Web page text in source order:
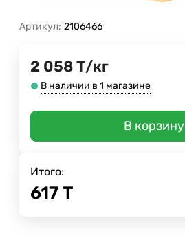
Артикул: 2106466
2 058 Т/кг
В наличии в 1 магазине
В корзину
Итого:
617 Т